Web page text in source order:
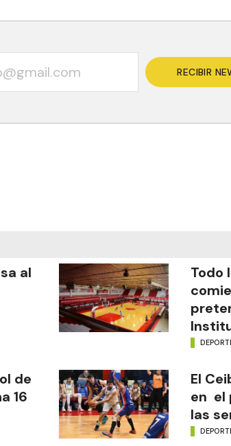
RECIBIR
al
Todo
de
16
El
en el
las